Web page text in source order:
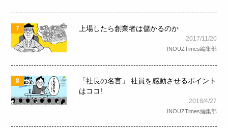
7 上場したら創業者は儲かるのか
2017/11/20
INOUZTimes編集部
8
「社長の名言」 社員を感動させるポイント
はココ!
2018/4/27
INOUZTimes編集部